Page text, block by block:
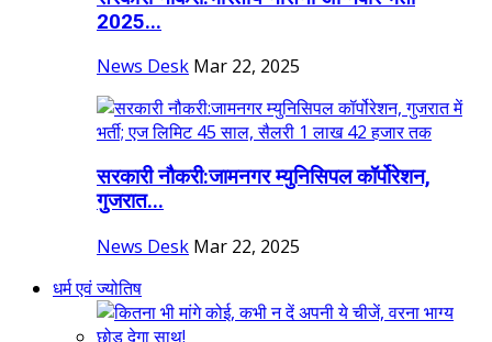
2025...
News Desk Mar 22, 2025
सरकारी नौकरी:जामनगर म्युनिसिपल कॉर्पोरेशन,
गुजरात...
News Desk Mar 22, 2025
धर्म एवं ज्योतिष